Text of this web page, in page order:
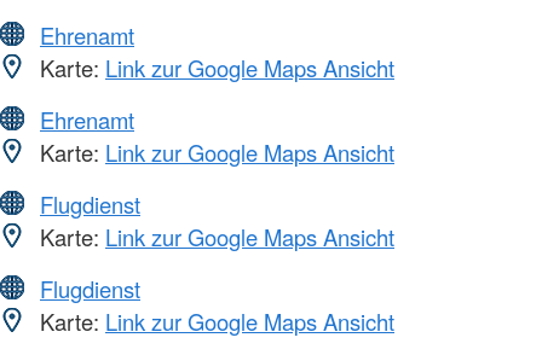
Ehrenamt
Karte: Link zur Google Maps Ansicht
Ehrenamt
Karte: Link zur Google Maps Ansicht
Flugdienst
Karte: Link zur Google Maps Ansicht
Flugdienst
Karte: Link zur Google Maps Ansicht